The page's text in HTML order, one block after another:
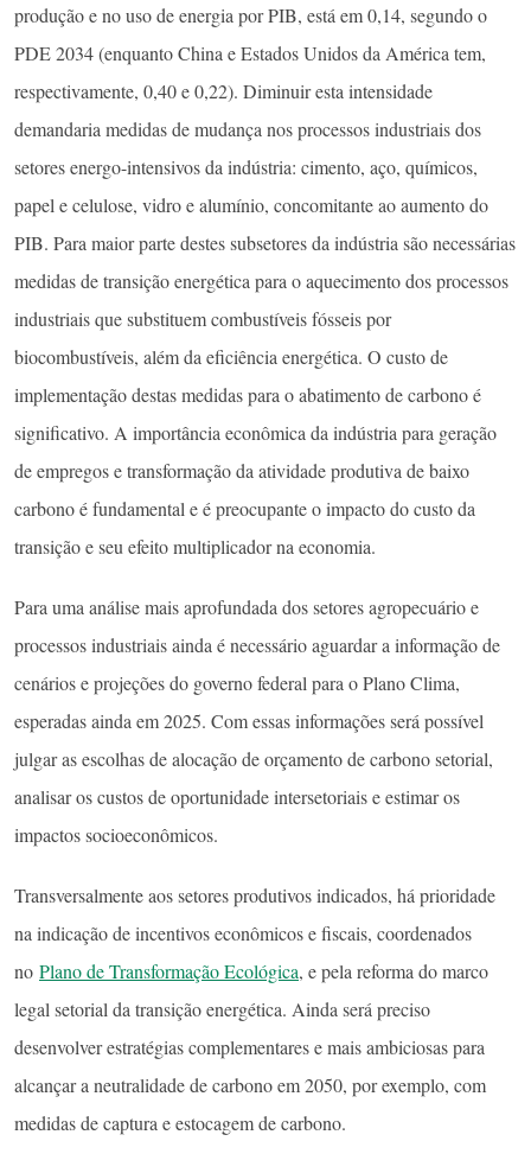
produção e no uso de energia por PIB, está em 0,14, segundo o
PDE 2034 (enquanto China e Estados Unidos da América tem,
respectivamente, 0,40 e 0,22). Diminuir esta intensidade
demandaria medidas de mudança nos processos industriais dos
setores energo-intensivos da indústria: cimento, aço, químicos,
papel e celulose, vidro e alumínio, concomitante ao aumento do
PIB. Para maior parte destes subsetores da indústria são necessárias
medidas de transição energética para o aquecimento dos processos
industriais que substituem combustíveis fósseis por
biocombustíveis, além da eficiência energética. O custo de
implementação destas medidas para o abatimento de carbono é
significativo. A importância econômica da indústria para geração
de empregos e transformação da atividade produtiva de baixo
carbono é fundamental e é preocupante o impacto do custo da
transição e seu efeito multiplicador na economia.
Para uma análise mais aprofundada dos setores agropecuário e
processos industriais ainda é necessário aguardar a informação de
cenários e projeções do governo federal para o Plano Clima,
esperadas ainda em 2025. Com essas informações será possível
julgar as escolhas de alocação de orçamento de carbono setorial,
analisar os custos de oportunidade intersetoriais e estimar os
impactos socioeconômicos.
Transversalmente aos setores produtivos indicados, há prioridade
na indicação de incentivos econômicos e fiscais, coordenados
no Plano de Transformação Ecológica, e pela reforma do marco
legal setorial da transição energética. Ainda será preciso
desenvolver estratégias complementares e mais ambiciosas para
alcançar a neutralidade de carbono em 2050, por exemplo, com
medidas de captura e estocagem de carbono.